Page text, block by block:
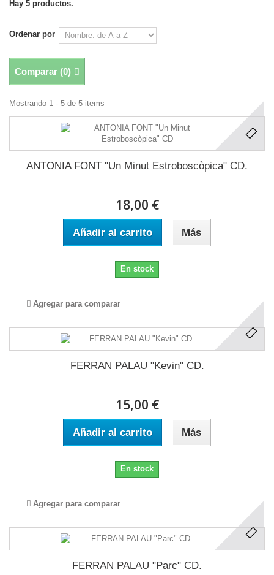
Hay 5 productos.
Ordenar por
Comparar (0)
Mostrando 1 - 5 de 5 items
ANTONIA FONT "Un Minut Estroboscòpica" CD.
18,00 €
Añadir al carrito Más
En stock
Agregar para comparar
FERRAN PALAU "Kevin" CD.
15,00 €
Añadir al carrito Más
En stock
Agregar para comparar
FERRAN PALAU "Parc" CD.